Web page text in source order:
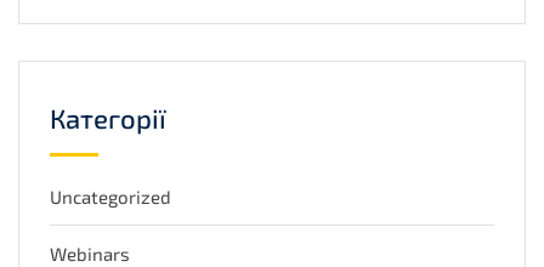
Категорії
Uncategorized
Webinars